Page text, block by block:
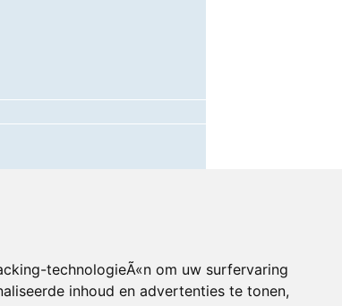
technologieÃ«n om uw surfervaring
inhoud en advertenties te tonen,